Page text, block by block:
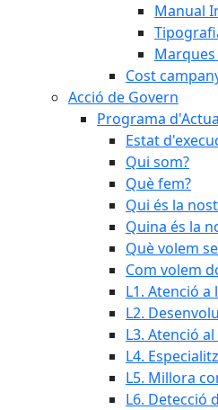
Manual
Marques
Cost
Acció de Govern
Programa
Estat
Qui som?
Què fem?
Qui és la
Quina és la
Què volem
Com volem
L1. Atenció a
L2.
L3. Atenció
L4.
L5. Millora
L6. Detecció